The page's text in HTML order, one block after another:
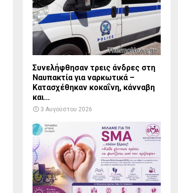
Συνελήφθησαν τρεις άνδρες στη
Ναυπακτία για ναρκωτικά –
Κατασχέθηκαν κοκαΐνη, κάνναβη
και...
3 Αυγούστου 2026